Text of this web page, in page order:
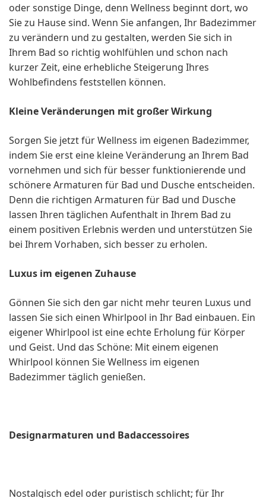
oder sonstige Dinge, denn Wellness beginnt dort, wo
Sie zu Hause sind. Wenn Sie anfangen, Ihr Badezimmer
zu verändern und zu gestalten, werden Sie sich in
Ihrem Bad so richtig wohlfühlen und schon nach
kurzer Zeit, eine erhebliche Steigerung Ihres
Wohlbefindens feststellen können.
Kleine Veränderungen mit großer Wirkung
Sorgen Sie jetzt für Wellness im eigenen Badezimmer,
indem Sie erst eine kleine Veränderung an Ihrem Bad
vornehmen und sich für besser funktionierende und
schönere Armaturen für Bad und Dusche entscheiden.
Denn die richtigen Armaturen für Bad und Dusche
lassen Ihren täglichen Aufenthalt in Ihrem Bad zu
einem positiven Erlebnis werden und unterstützen Sie
bei Ihrem Vorhaben, sich besser zu erholen.
Luxus im eigenen Zuhause
Gönnen Sie sich den gar nicht mehr teuren Luxus und
lassen Sie sich einen Whirlpool in Ihr Bad einbauen. Ein
eigener Whirlpool ist eine echte Erholung für Körper
und Geist. Und das Schöne: Mit einem eigenen
Whirlpool können Sie Wellness im eigenen
Badezimmer täglich genießen.
Designarmaturen und Badaccessoires
Nostalgisch edel oder puristisch schlicht; für Ihr